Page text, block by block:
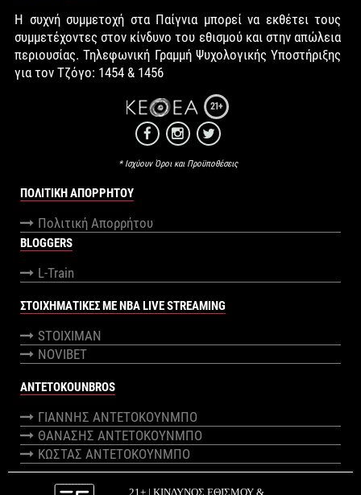
Η συχνή συμμετοχή στα Παίγνια μπορεί να εκθέτει τους
συμμετέχοντες στον κίνδυνο του εθισμού και στην απώλεια
περιουσίας. Τηλεφωνική Γραμμή Ψυχολογικής Υποστήριξης
για τον Τζόγο: 1454 & 1456
21+
* Ισχύουν Όροι και Προϋποθέσεις
ΠΟΛΙΤΙΚΉ ΑΠΟΡΡΉΤΟΥ
Πολιτική Απορρήτου
BLOGGERS
L-Train
ΣΤΟΙΧΗΜΑΤΙΚΕΣ ΜΕ NBA LIVE STREAMING
STOIXIMAN
NOVIBET
ANTETOKOUNBROS
ΓΙΑΝΝΗΣ ΑΝΤΕΤΟΚΟΥΝΜΠΟ
ΘΑΝΑΣΗΣ ΑΝΤΕΤΟΚΟΥΝΜΠΟ
ΚΩΣΤΑΣ ΑΝΤΕΤΟΚΟΥΝΜΠΟ